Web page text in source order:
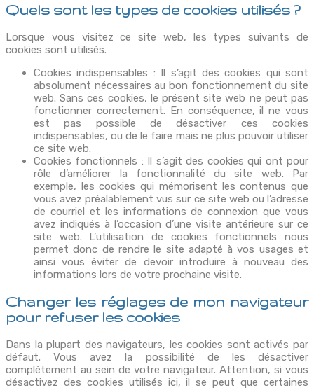
Quels sont les types de cookies utilisés ?
Lorsque vous visitez ce site web, les types suivants de
cookies sont utilisés.
Cookies indispensables : Il s’agit des cookies qui sont
absolument nécessaires au bon fonctionnement du site
web. Sans ces cookies, le présent site web ne peut pas
fonctionner correctement. En conséquence, il ne vous
est pas possible de désactiver ces cookies
indispensables, ou de le faire mais ne plus pouvoir utiliser
ce site web.
Cookies fonctionnels : Il s’agit des cookies qui ont pour
rôle d’améliorer la fonctionnalité du site web. Par
exemple, les cookies qui mémorisent les contenus que
vous avez préalablement vus sur ce site web ou l’adresse
de courriel et les informations de connexion que vous
avez indiqués à l’occasion d’une visite antérieure sur ce
site web. L’utilisation de cookies fonctionnels nous
permet donc de rendre le site adapté à vos usages et
ainsi vous éviter de devoir introduire à nouveau des
informations lors de votre prochaine visite.
Changer les réglages de mon navigateur
pour refuser les cookies
Dans la plupart des navigateurs, les cookies sont activés par
défaut. Vous avez la possibilité de les désactiver
complètement au sein de votre navigateur. Attention, si vous
désactivez des cookies utilisés ici, il se peut que certaines